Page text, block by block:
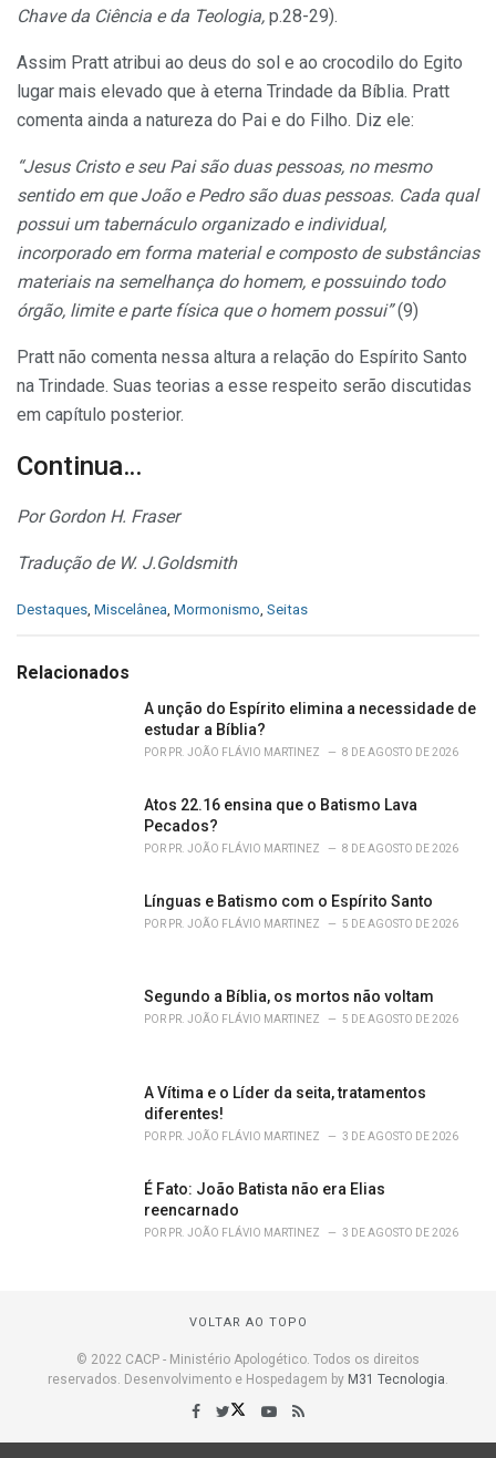
Chave da Ciência e da Teologia, p.28-29).
Assim Pratt atribui ao deus do sol e ao crocodilo do Egito
lugar mais elevado que à eterna Trindade da Bíblia. Pratt
comenta ainda a natureza do Pai e do Filho. Diz ele:
“Jesus Cristo e seu Pai são duas pessoas, no mesmo
sentido em que João e Pedro são duas pessoas. Cada qual
possui um tabernáculo organizado e individual,
incorporado em forma material e composto de substâncias
materiais na semelhança do homem, e possuindo todo
órgão, limite e parte física que o homem possui”(9)
Pratt não comenta nessa altura a relação do Espírito Santo
na Trindade. Suas teorias a esse respeito serão discutidas
em capítulo posterior.
Continua…
Por Gordon H. Fraser
Tradução de W. J.Goldsmith
C
e
Destaques, Miscelânea, Mormonismo, Seitas
Relacionados
A unção do Espírito elimina a necessidade de
estudar a Bíblia?
POR PR. JOÃO FLÁVIO MARTINEZ 8 DE AGOSTO DE 2026
Atos 22.16 ensina que o Batismo Lava
Pecados?
POR PR. JOÃO FLÁVIO MARTINEZ 8 DE AGOSTO DE 2026
Línguas e Batismo com o Espírito Santo
POR PR. JOÃO FLÁVIO MARTINEZ 5 DE AGOSTO DE 2026
Segundo a Bíblia, os mortos não voltam
POR PR. JOÃO FLÁVIO MARTINEZ 5 DE AGOSTO DE 2026
A Vítima e o Líder da seita, tratamentos
diferentes!
POR PR. JOÃO FLÁVIO MARTINEZ 3 DE AGOSTO DE 2026
É Fato: João Batista não era Elias
reencarnado
POR PR. JOÃO FLÁVIO MARTINEZ 3 DE AGOSTO DE 2026
VOLTAR AO TOPO
© 2022 CACP - Ministério Apologético. Todos os direitos
reservados. Desenvolvimento e Hospedagem by M31 Tecnologia.